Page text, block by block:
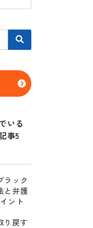
いる
事5
ラック
と弁護
ント
り戻す